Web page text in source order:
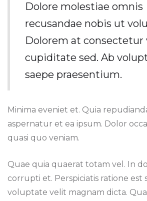
Dolore molestiae omnis
recusandae nobis ut
Dolorem at consectetur
cupiditate sed. Ab
saepe praesentium.
Minima eveniet et. Quia
aspernatur et ea ipsum. Dolor
quasi quo veniam.
Quae quia quaerat totam vel. In
corrupti et. Perspiciatis ratione est
voluptate velit magnam dicta.